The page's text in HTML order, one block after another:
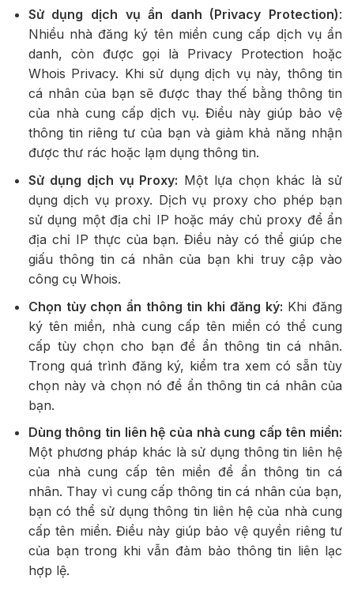
Sử dụng dịch vụ ẩn danh (Privacy Protection):
Nhiều nhà đăng ký tên miền cung cấp dịch vụ ẩn
danh, còn được gọi là Privacy Protection hoặc
Whois Privacy. Khi sử dụng dịch vụ này, thông tin
cá nhân của bạn sẽ được thay thế bằng thông tin
của nhà cung cấp dịch vụ. Điều này giúp bảo vệ
thông tin riêng tư của bạn và giảm khả năng nhận
được thư rác hoặc lạm dụng thông tin.
Sử dụng dịch vụ Proxy: Một lựa chọn khác là sử
dụng dịch vụ proxy. Dịch vụ proxy cho phép bạn
sử dụng một địa chỉ IP hoặc máy chủ proxy để ẩn
địa chỉ IP thực của bạn. Điều này có thể giúp che
giấu thông tin cá nhân của bạn khi truy cập vào
công cụ Whois.
Chọn tùy chọn ẩn thông tin khi đăng ký: Khi đăng
ký tên miền, nhà cung cấp tên miền có thể cung
cấp tùy chọn cho bạn để ẩn thông tin cá nhân.
Trong quá trình đăng ký, kiểm tra xem có sẵn tùy
chọn này và chọn nó để ẩn thông tin cá nhân của
bạn.
Dùng thông tin liên hệ của nhà cung cấp tên miền:
Một phương pháp khác là sử dụng thông tin liên hệ
của nhà cung cấp tên miền để ẩn thông tin cá
nhân. Thay vì cung cấp thông tin cá nhân của bạn,
bạn có thể sử dụng thông tin liên hệ của nhà cung
cấp tên miền. Điều này giúp bảo vệ quyền riêng tư
của bạn trong khi vẫn đảm bảo thông tin liên lạc
hợp lệ.